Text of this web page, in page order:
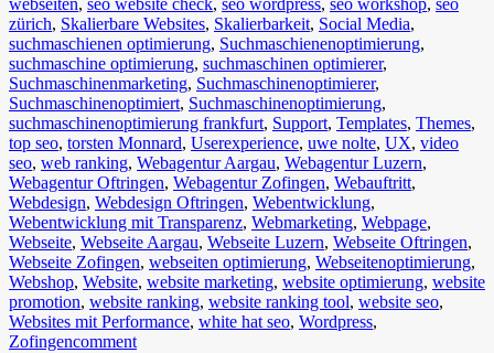
webseiten, seo website check, seo wordpress, seo workshop, seo
zürich, Skalierbare Websites, Skalierbarkeit, Social Media,
suchmaschienen optimierung, Suchmaschienenoptimierung,
suchmaschine optimierung, suchmaschinen optimierer,
Suchmaschinenmarketing, Suchmaschinenoptimierer,
Suchmaschinenoptimiert, Suchmaschinenoptimierung,
suchmaschinenoptimierung frankfurt, Support, Templates, Themes,
top seo, torsten Monnard, Userexperience, uwe nolte, UX, video
seo, web ranking, Webagentur Aargau, Webagentur Luzern,
Webagentur Oftringen, Webagentur Zofingen, Webauftritt,
Webdesign, Webdesign Oftringen, Webentwicklung,
Webentwicklung mit Transparenz, Webmarketing, Webpage,
Webseite, Webseite Aargau, Webseite Luzern, Webseite Oftringen,
Webseite Zofingen, webseiten optimierung, Webseitenoptimierung,
Webshop, Website, website marketing, website optimierung, website
promotion, website ranking, website ranking tool, website seo,
Websites mit Performance, white hat seo, Wordpress,
Zofingencomment